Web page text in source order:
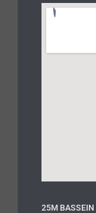
25M BASSEIN